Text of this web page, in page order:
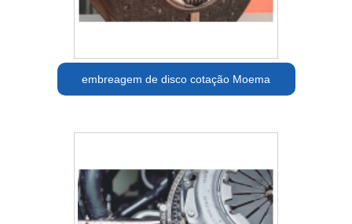
embreagem de disco cotação Moema